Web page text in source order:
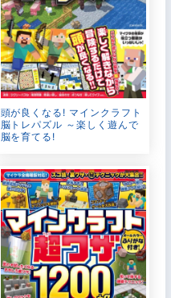
頭が良くなる! マインクラフト
脳トレパズル ～楽しく遊んで
脳を育てる!